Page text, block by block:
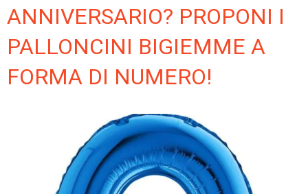
ANNIVERSARIO? PROPONI I
PALLONCINI BIGIEMME A
FORMA DI NUMERO!